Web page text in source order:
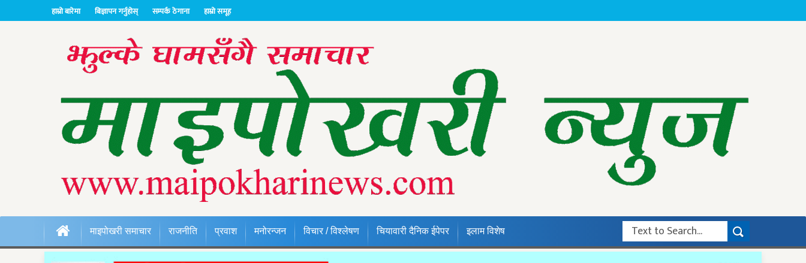
हाम्रो बारेमा बिज्ञापन गर्नुहोस् सम्पर्क ठेगाना हाम्रो समूह
माइपोखरी समाचार राजनीति प्रवाश मनोरन्जन विचार / विश्लेषण चियावारी दैनिक ईपेपर इलाम विशेष